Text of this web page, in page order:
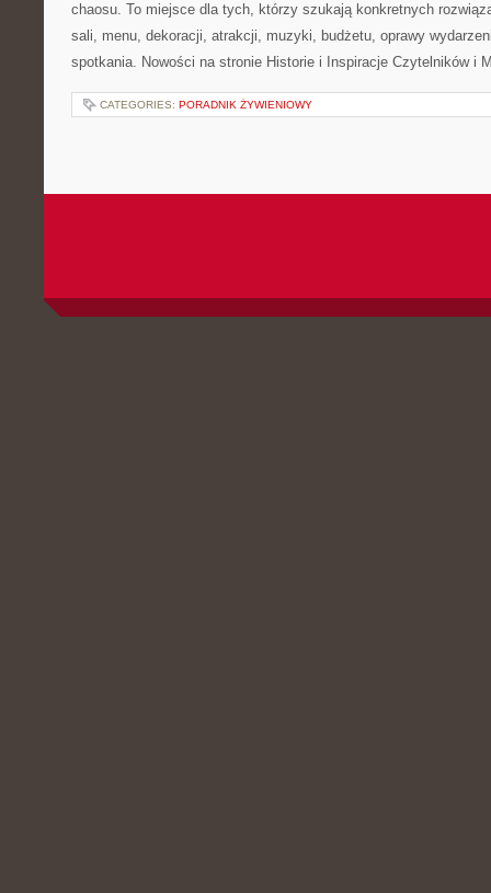
chaosu. To miejsce dla tych, którzy szukają konkretnych
sali, menu, dekoracji, atrakcji, muzyki, budżetu, oprawy
spotkania. Nowości na stronie Historie i Inspiracje Czytelników i
CATEGORIES: PORADNIK ŻYWIENIOWY